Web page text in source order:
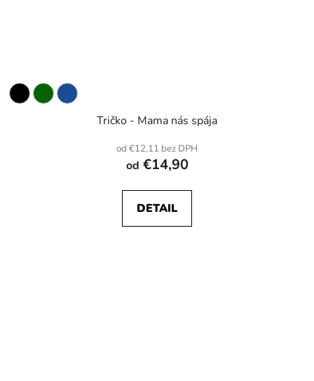
Tričko - Mama nás spája
od €12,11 bez DPH
od €14,90
DETAIL